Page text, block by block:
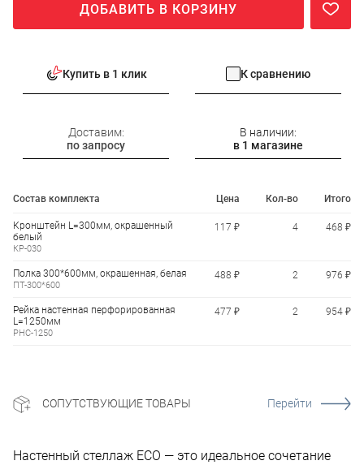
ДОБАВИТЬ В КОРЗИНУ
Купить в 1 клик К сравнению
Доставим:
по запросу
В наличии:
в 1 магазине
Состав комплекта Цена Кол-во Итого
Кронштейн L=300мм, окрашенный
белый
КР-030
117 ₽ 4 468 ₽
Полка 300*600мм, окрашенная, белая
ПТ-300*600
488 ₽ 2 976 ₽
Рейка настенная перфорированная
L=1250мм
РНС-1250
477 ₽ 2 954 ₽
СОПУТСТВУЮЩИЕ ТОВАРЫ Перейти
Настенный стеллаж ECO — это идеальное сочетание